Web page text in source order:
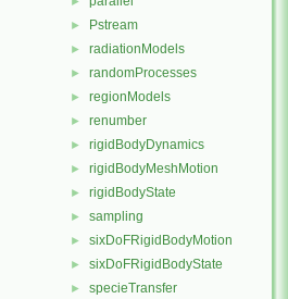
► Pstream
► radiationModels
► randomProcesses
► regionModels
► renumber
► rigidBodyDynamics
► rigidBodyMeshMotion
► rigidBodyState
► sampling
► sixDoFRigidBodyMotion
► sixDoFRigidBodyState
► specieTransfer